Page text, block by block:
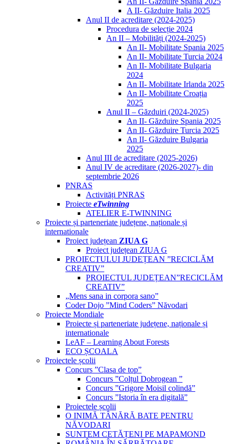
A II- Găzduire Italia 2025
Anul II de acreditare (2024-2025)
Procedura de selecție 2024
An II – Mobilități (2024-2025)
An II- Mobilitate Spania 2025
An II- Mobilitate Turcia 2024
An II- Mobilitate Bulgaria
2024
An II- Mobilitate Irlanda 2025
An II- Mobilitate Croația
2025
Anul II – Găzduiri (2024-2025)
An II- Găzduire Spania 2025
An II- Găzduire Turcia 2025
An II- Găzduire Bulgaria
2025
Anul III de acreditare (2025-2026)
Anul IV de acreditare (2026-2027)- din
septembrie 2026
PNRAS
Activități PNRAS
Proiecte eTwinning
ATELIER E-TWINNING
Proiecte și parteneriate județene, naționale și
internationale
Proiect județean ZIUA G
Proiect județean ZIUA G
PROIECTULUI JUDEȚEAN ”RECICLĂM
CREATIV”
PROIECTUL JUDEȚEAN”RECICLĂM
CREATIV”
„Mens sana in corpora sano”
Coder Dojo ”Mind Coders” Năvodari
Proiecte Mondiale
Proiecte și parteneriate județene, naționale și
internationale
LeAF – Learning About Forests
ECO ȘCOALA
Proiectele școlii
Concurs ”Clasa de top”
Concurs ”Colțul Dobrogean ”
Concurs ”Grigore Moisil colindă”
Concurs ”Istoria în era digitală”
Proiectele școlii
O INIMĂ TÂNĂRĂ BATE PENTRU
NĂVODARI
SUNTEM CETĂȚENI PE MAPAMOND